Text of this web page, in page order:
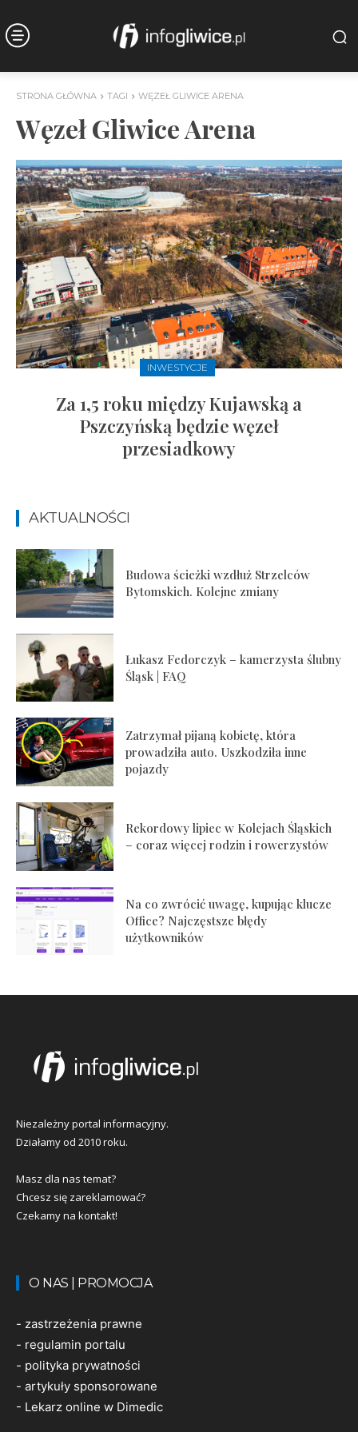
STRONA GŁÓWNA TAGI WĘZEŁ GLIWICE ARENA
Węzeł Gliwice Arena
INWESTYCJE
Za 1,5 roku między Kujawską a
Pszczyńską będzie węzeł
przesiadkowy
AKTUALNOŚCI
Budowa ścieżki wzdłuż Strzelców
Bytomskich. Kolejne zmiany
Łukasz Fedorczyk – kamerzysta ślubny
Śląsk | FAQ
Zatrzymał pijaną kobietę, która
prowadziła auto. Uszkodziła inne
pojazdy
Rekordowy lipiec w Kolejach Śląskich
– coraz więcej rodzin i rowerzystów
Na co zwrócić uwagę, kupując klucze
Office? Najczęstsze błędy
użytkowników
Niezależny portal informacyjny.
Działamy od 2010 roku.
Masz dla nas temat?
Chcesz się zareklamować?
Czekamy na kontakt!
O NAS | PROMOCJA
- zastrzeżenia prawne
- regulamin portalu
- polityka prywatności
- artykuły sponsorowane
- Lekarz online w Dimedic